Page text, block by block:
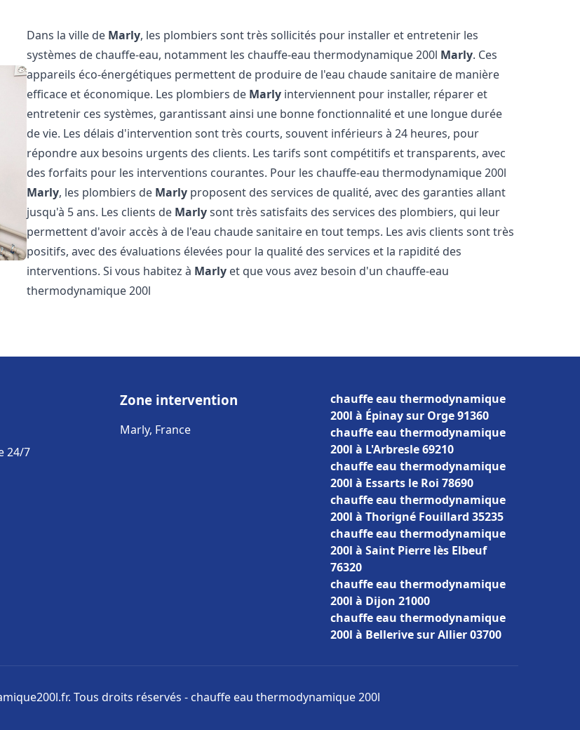
Dans la ville de Marly, les plombiers sont très sollicités pour installer et entretenir les
systèmes de chauffe-eau, notamment les chauffe-eau thermodynamique 200l Marly. Ces
appareils éco-énergétiques permettent de produire de l'eau chaude sanitaire de manière
efficace et économique. Les plombiers de Marly interviennent pour installer, réparer et
entretenir ces systèmes, garantissant ainsi une bonne fonctionnalité et une longue durée
de vie. Les délais d'intervention sont très courts, souvent inférieurs à 24 heures, pour
répondre aux besoins urgents des clients. Les tarifs sont compétitifs et transparents, avec
des forfaits pour les interventions courantes. Pour les chauffe-eau thermodynamique 200l
Marly, les plombiers de Marly proposent des services de qualité, avec des garanties allant
jusqu'à 5 ans. Les clients de Marlysont très satisfaits des services des plombiers, qui leur
permettent d'avoir accès à de l'eau chaude sanitaire en tout temps. Les avis clients sont très
positifs, avec des évaluations élevées pour la qualité des services et la rapidité des
interventions. Si vous habitez à Marly et que vous avez besoin d'un chauffe-eau
thermodynamique 200l
24/7
Zone intervention
Marly, France
chauffe eau thermodynamique
200l à Épinay sur Orge 91360
chauffe eau thermodynamique
200l à L'Arbresle 69210
chauffe eau thermodynamique
200l à Essarts le Roi 78690
chauffe eau thermodynamique
200l à Thorigné Fouillard 35235
chauffe eau thermodynamique
200l à Saint Pierre lès Elbeuf
76320
chauffe eau thermodynamique
200l à Dijon 21000
chauffe eau thermodynamique
200l à Bellerive sur Allier 03700
Tous droits réservés - chauffe eau thermodynamique 200l